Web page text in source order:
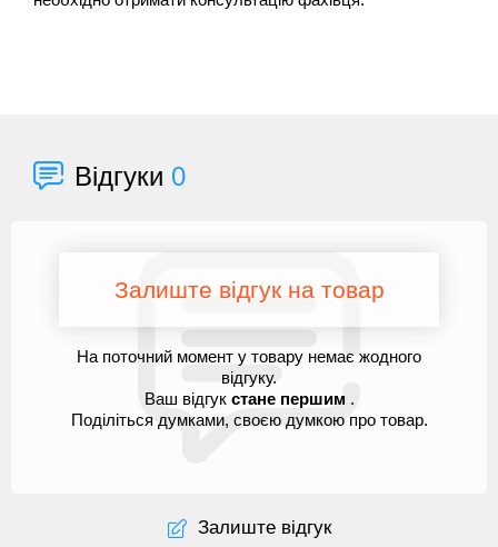
Відгуки 0
Залиште відгук на товар
На поточний момент у товару немає жодного
відгуку.
Ваш відгук стане першим .
Поділіться думками, своєю думкою про товар.
Залиште відгук